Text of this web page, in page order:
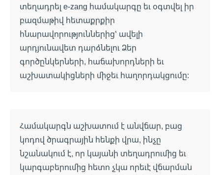
տեղադրել e-zang համակարգը եւ օգտվել իր
բազմաթիվ հետաքրքիր
հնարավորություններից՝ ավելի
արդյունավետ դարձնելու Ձեր
գործընկերների, հաճախորդների եւ
աշխատակիցների միջեւ հաղորդակցումը:
Համակարգն աշխատում է անվճար, բաց
կոդով ծրագրային հենքի վրա, ինչը
նշանակում է, որ կայանի տեղադրումից եւ
կարգաբերումից հետո չկա որեւէ վճարման